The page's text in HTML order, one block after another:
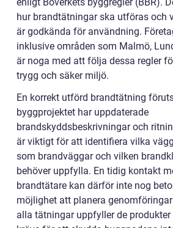
enligt Boverkets byggregler (BBR).
hur brandtätningar ska utföras och
är godkända för användning.
inklusive områden som Malmö,
är noga med att följa dessa regler
trygg och säker miljö.
En korrekt utförd brandtätning
byggprojektet har uppdaterade
brandskyddsbeskrivningar och
är viktigt för att identifiera vilka
som brandväggar och vilken
behöver uppfylla. En tidig kontakt
brandtätare kan därför inte nog
möjlighet att planera
alla tätningar uppfyller de